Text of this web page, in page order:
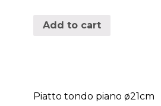
Add to cart
Piatto tondo piano ø21cm